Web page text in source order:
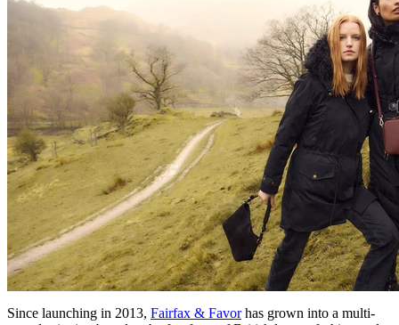
Since launching in 2013, Fairfax & Favorhas grown into a multi-